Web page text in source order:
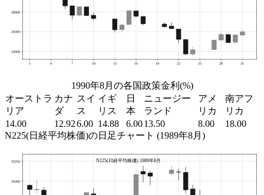
1990年8月の各国政策金利(%)
オーストラ
リア
カナ
ダ
スイ
ス
イギ
リス
日
本
ニュージー
ランド
アメ
リカ
南アフ
リカ
14.00
12.926.00 14.88 6.0013.50 8.00
18.00
N225(日経平均株価)の日足チャート (1989年8月)